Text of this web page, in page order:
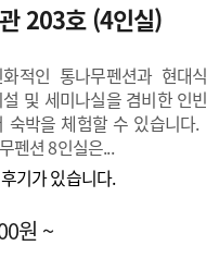
203호 (4인실)
화적인 통나무펜션과 현대식
및 세미나실을 겸비한 인빈
숙박을 체험할 수 있습니다.
펜션 8인실은...
기가 있습니다.
원 ~